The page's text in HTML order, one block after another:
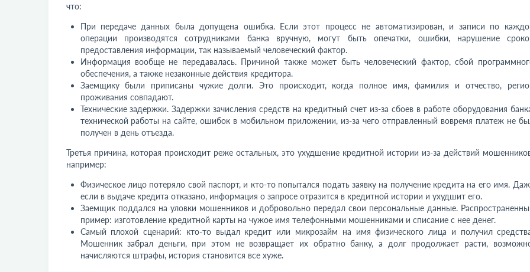
что:
При передаче данных была допущена ошибка. Если этот процесс не автоматизирован, и записи по
операции производятся сотрудниками банка вручную, могут быть опечатки, ошибки, нарушение
предоставления информации, так называемый человеческий фактор.
Информация вообще не передавалась. Причиной также может быть человеческий фактор, сбой
обеспечения, а также незаконные действия кредитора.
Заемщику были приписаны чужие долги. Это происходит, когда полное имя, фамилия и отчество,
проживания совпадают.
Технические задержки. Задержки зачисления средств на кредитный счет из-за сбоев в работе оборудования
технической работы на сайте, ошибок в мобильном приложении, из-за чего отправленный вовремя платеж не
получен в день отъезда.
Третья причина, которая происходит реже остальных, это ухудшение кредитной истории из-за действий
например:
Физическое лицо потеряло свой паспорт, и кто-то попытался подать заявку на получение кредита на его имя.
если в выдаче кредита отказано, информация о запросе отразится в кредитной истории и ухудшит его.
Заемщик поддался на уловки мошенников и добровольно передал свои персональные данные.
пример: изготовление кредитной карты на чужое имя телефонными мошенниками и списание с нее денег.
Самый плохой сценарий: кто-то выдал кредит или микрозайм на имя физического лица и получил
Мошенник забрал деньги, при этом не возвращает их обратно банку, а долг продолжает расти,
начисляются штрафы, история становится все хуже.